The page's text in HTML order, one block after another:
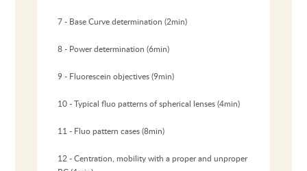
7 - Base Curve determination (2min)
8 - Power determination (6min)
9 - Fluorescein objectives (9min)
10 - Typical fluo patterns of spherical lenses (4min)
11 - Fluo pattern cases (8min)
12 - Centration, mobility with a proper and unproper